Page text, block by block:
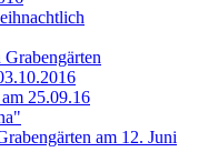
25.09.16
am 12. Juni